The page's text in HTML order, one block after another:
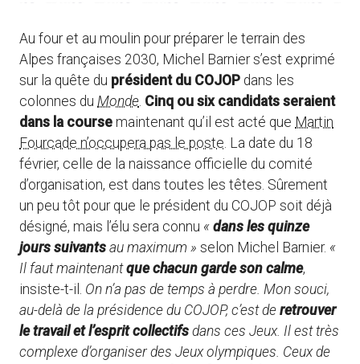
Au four et au moulin pour préparer le terrain des
Alpes françaises 2030, Michel Barnier s’est exprimé
sur la quête du président du COJOP dans les
colonnes du Monde. Cinq ou six candidats seraient
dans la course maintenant qu’il est acté que Martin
Fourcade n’occupera pas le poste. La date du 18
février, celle de la naissance officielle du comité
d’organisation, est dans toutes les têtes. Sûrement
un peu tôt pour que le président du COJOP soit déjà
désigné, mais l’élu sera connu « dans les quinze
jours suivants au maximum » selon Michel Barnier. «
Il faut maintenantque chacun garde son calme,
insiste-t-il. On n’a pas de temps à perdre. Mon souci,
au-delà de la présidence du COJOP, c’est de retrouver
le travail et l’esprit collectifs dans ces Jeux. Il est très
complexe d’organiser des Jeux olympiques. Ceux de